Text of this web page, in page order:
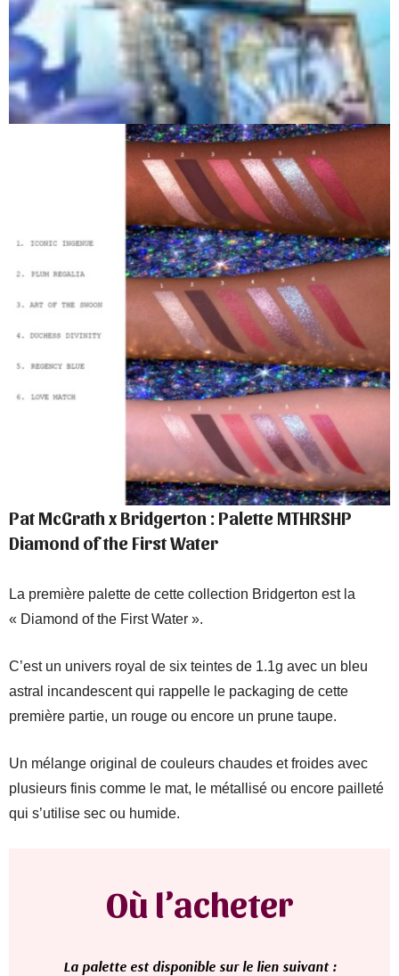
Pat McGrath x Bridgerton : Palette MTHRSHP
Diamond of the First Water
La première palette de cette collection Bridgerton est la
« Diamond of the First Water ».
C’est un univers royal de six teintes de 1.1g avec un bleu
astral incandescent qui rappelle le packaging de cette
première partie, un rouge ou encore un prune taupe.
Un mélange original de couleurs chaudes et froides avec
plusieurs finis comme le mat, le métallisé ou encore pailleté
qui s’utilise sec ou humide.
Où l’acheter
La palette est disponible sur le lien suivant :